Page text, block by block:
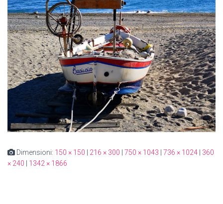
Dimensioni: 150 × 150 216 × 300 750 × 1043 736 × 1024
360
× 240
1342 × 1866